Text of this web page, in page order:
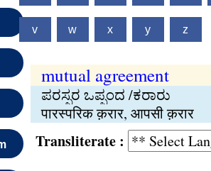
v w x y z
mutual agreement
ಪರಸ್ಪರ ಒಪ್ಪಂದ /ಕರಾರು
पारस्परिक क़रार, आपसी क़रार
Transliterate :